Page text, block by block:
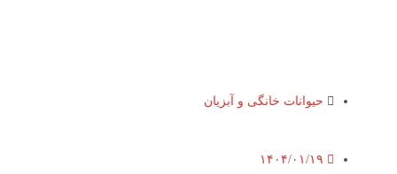
حیوانات خانگی و آبزیان
۱۴۰۴/۰۱/۱۹